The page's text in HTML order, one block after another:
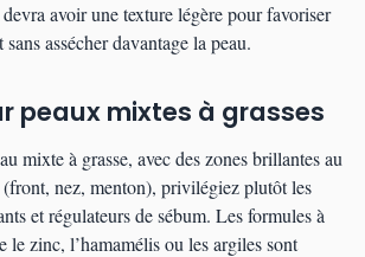
avoir une texture légère pour favoriser
assécher davantage la peau.
peaux mixtes à grasses
mixte à grasse, avec des zones brillantes au
nez, menton), privilégiez plutôt les
et régulateurs de sébum. Les formules à
le zinc, l’hamamélis ou les argiles sont